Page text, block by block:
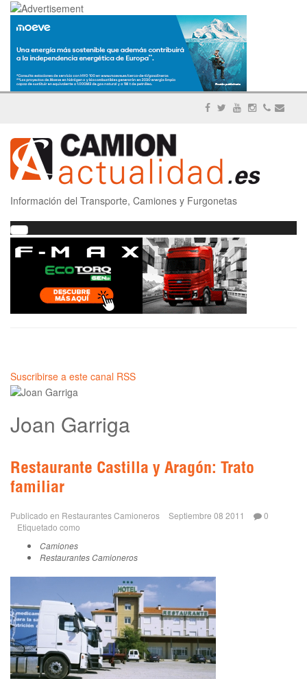
Información del Transporte, Camiones y Furgonetas
Suscribirse a este canal RSS
Joan Garriga
Restaurante Castilla y Aragón: Trato
familiar
Publicado en Restaurantes Camioneros Septiembre 08 2011
0
Etiquetado como
Camiones
Restaurantes Camioneros